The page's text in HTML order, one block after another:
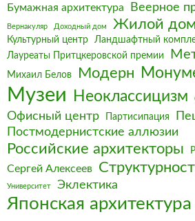
Бумажная архитектура Веерное
Вернакуляр Доходный дом Жилой дом
Культурный центр
Ландшафтный
Лауреаты Притцкеровской премии
Михаил Белов Модерн
Музеи Неоклассицизм
Офисный центр Партисипация
Постмодернистские аллюзии
Российские архитекторы
Сергей Алексеев
Университет Эклектика
Японская архитектура